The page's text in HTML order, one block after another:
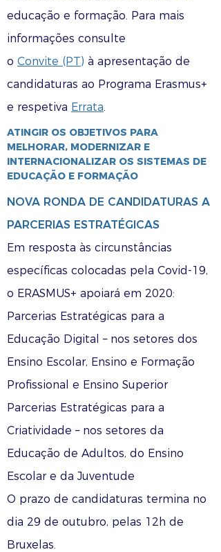
educação e formação. Para mais
informações consulte
o Convite (PT) à apresentação de
candidaturas ao Programa Erasmus+
e respetiva Errata.
ATINGIR OS OBJETIVOS PARA
MELHORAR, MODERNIZAR E
INTERNACIONALIZAR OS SISTEMAS DE
EDUCAÇÃO E FORMAÇÃO
NOVA RONDA DE CANDIDATURAS A
PARCERIAS ESTRATÉGICAS
Em resposta às circunstâncias
específicas colocadas pela Covid-19,
o ERASMUS+ apoiará em 2020:
Parcerias Estratégicas para a
Educação Digital – nos setores dos
Ensino Escolar, Ensino e Formação
Profissional e Ensino Superior
Parcerias Estratégicas para a
Criatividade – nos setores da
Educação de Adultos, do Ensino
Escolar e da Juventude
O prazo de candidaturas termina no
dia 29 de outubro, pelas 12h de
Bruxelas.